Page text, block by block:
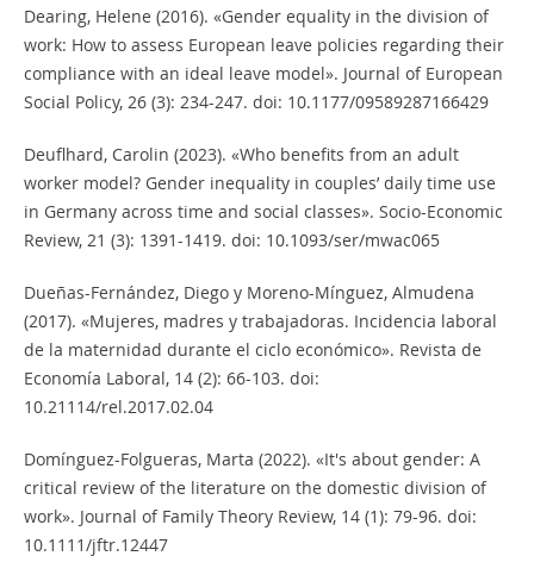
Dearing, Helene (2016). «Gender equality in the division of
work: How to assess European leave policies regarding their
compliance with an ideal leave model». Journal of European
Social Policy, 26 (3): 234-247. doi: 10.1177/09589287166429
Deuflhard, Carolin (2023). «Who benefits from an adult
worker model? Gender inequality in couples’ daily time use
in Germany across time and social classes». Socio-Economic
Review, 21 (3): 1391-1419. doi: 10.1093/ser/mwac065
Dueñas-Fernández, Diego y Moreno-Mínguez, Almudena
(2017). «Mujeres, madres y trabajadoras. Incidencia laboral
de la maternidad durante el ciclo económico». Revista de
Economía Laboral, 14 (2): 66-103. doi:
10.21114/rel.2017.02.04
Domínguez-Folgueras, Marta (2022). «It's about gender: A
critical review of the literature on the domestic division of
work». Journal of Family Theory Review, 14 (1): 79-96. doi:
10.1111/jftr.12447